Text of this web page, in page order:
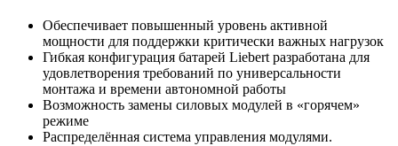
Обеспечивает повышенный уровень активной
мощности для поддержки критически важных нагрузок
Гибкая конфигурация батарей Liebert разработана для
удовлетворения требований по универсальности
монтажа и времени автономной работы
Возможность замены силовых модулей в «горячем»
режиме
Распределённая система управления модулями.